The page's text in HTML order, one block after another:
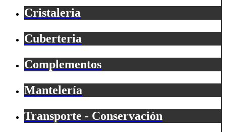
Cristaleria
Cuberteria
Complementos
Mantelería
Transporte - Conservación